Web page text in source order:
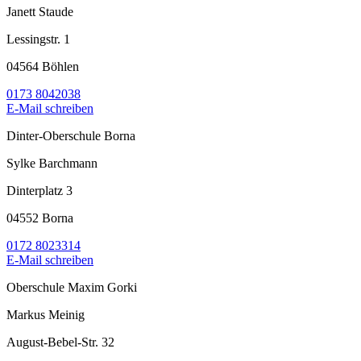
Janett Staude
Lessingstr. 1
04564 Böhlen
0173 8042038
E-Mail schreiben
Dinter-Oberschule Borna
Sylke Barchmann
Dinterplatz 3
04552 Borna
0172 8023314
E-Mail schreiben
Oberschule Maxim Gorki
Markus Meinig
August-Bebel-Str. 32